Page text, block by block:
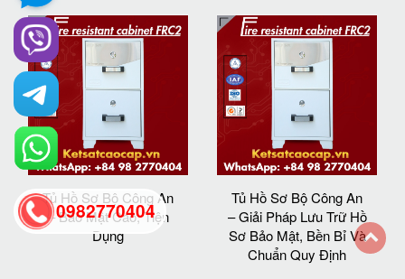
Tủ Hồ Sơ Bộ Công An
– Bảo Mật Cao, Tiện
Dụng
Tủ Hồ Sơ Bộ Công An
– Giải Pháp Lưu Trữ Hồ
Sơ Bảo Mật, Bền Bỉ Và
Chuẩn Quy Định
0982770404